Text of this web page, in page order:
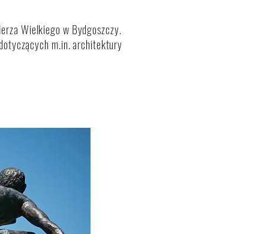
Wielkiego w Bydgoszczy.
m.in. architektury